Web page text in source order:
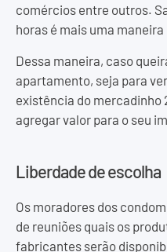
comércios entre outros.
horas é mais uma
Dessa maneira, caso
apartamento, seja para
existência do mercadinho
agregar valor para o seu
Liberdade de escolha
Os moradores dos
de reuniões quais os
fabricantes serão